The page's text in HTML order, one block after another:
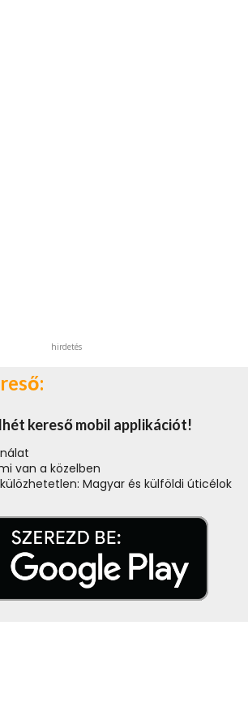
hirdetés
kereső mobil applikációt!
van a közelben
Magyar és külföldi úticélok